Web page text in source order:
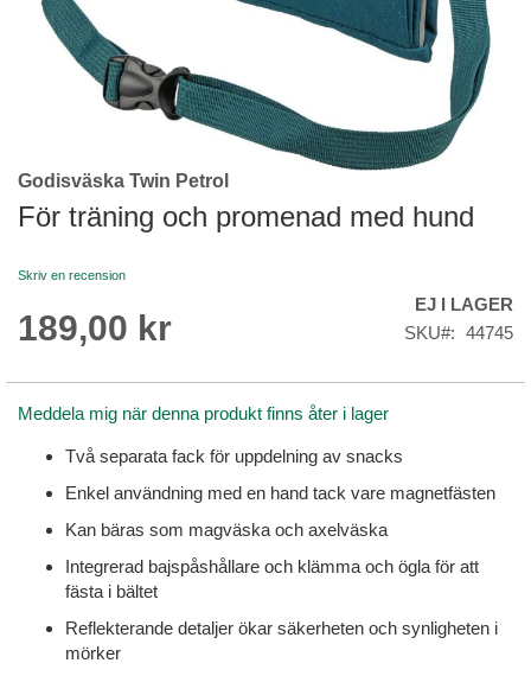
Skip
to
the
of
images
Godisväska Twin Petrol
För träning och promenad med hund
Skriv en recension
189,00 kr
EJ I LAGER
SKU
44745
Meddela mig när denna produkt finns åter i lager
Två separata fack för uppdelning av snacks
Enkel användning med en hand tack vare magnetfästen
Kan bäras som magväska och axelväska
Integrerad bajspåshållare och klämma och ögla för att
fästa i bältet
Reflekterande detaljer ökar säkerheten och synligheten i
mörker